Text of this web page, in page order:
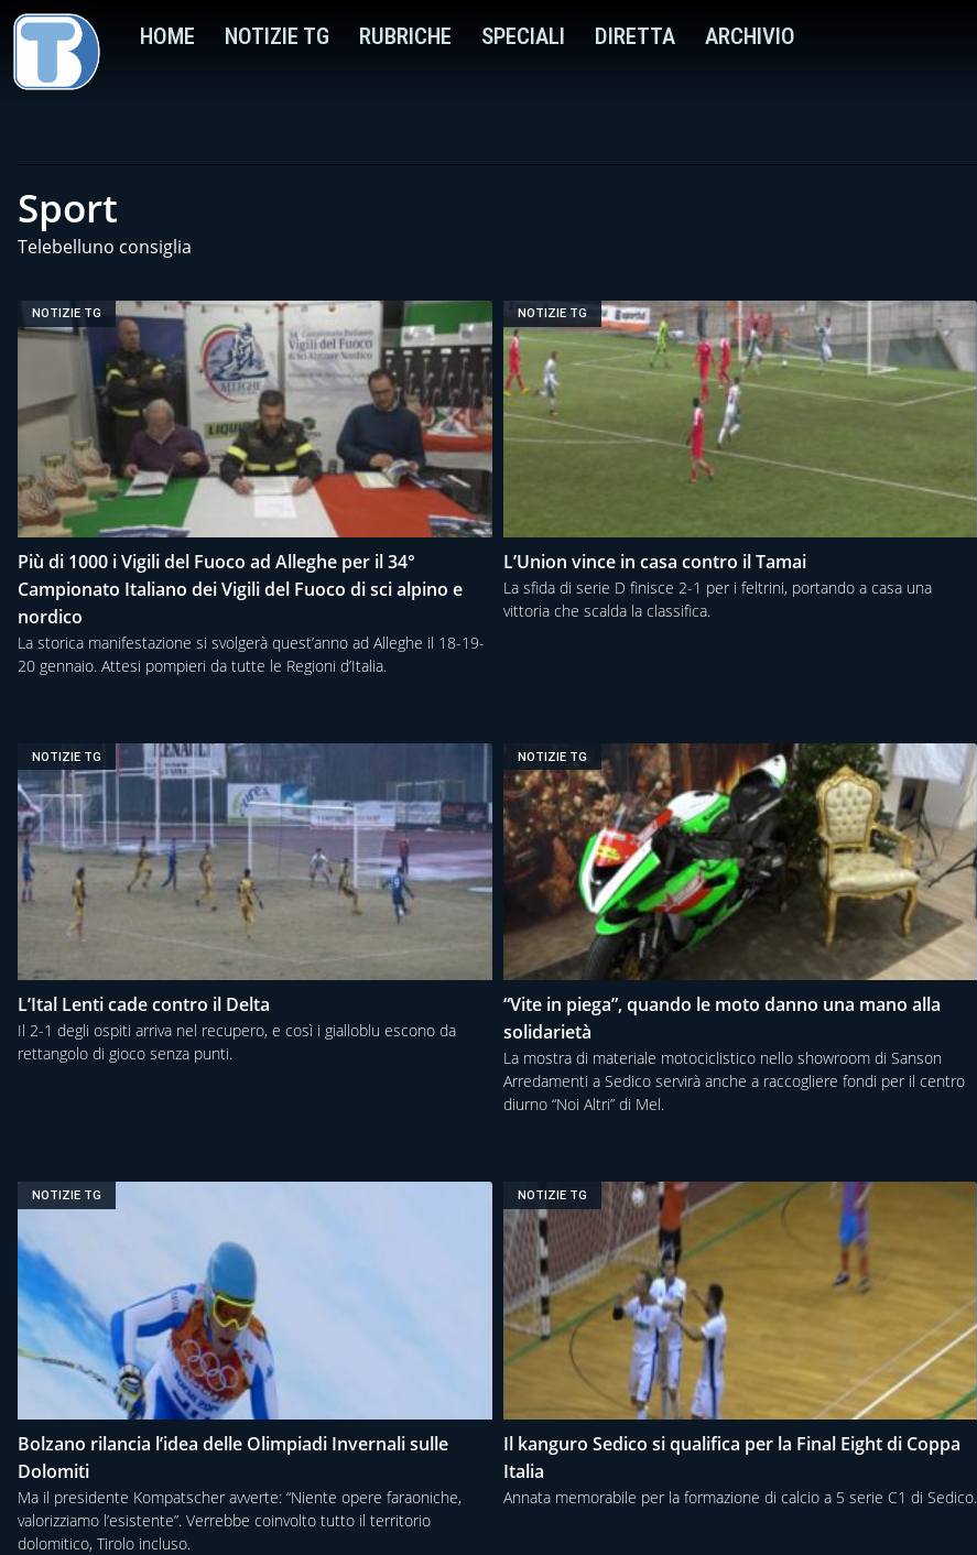
HOME NOTIZIE TG RUBRICHE SPECIALI DIRETTA ARCHIVIO
Sport
Telebelluno consiglia
NOTIZIE TG
Più di 1000 i Vigili del Fuoco ad Alleghe per il 34°
Campionato Italiano dei Vigili del Fuoco di sci alpino e
nordico
La storica manifestazione si svolgerà quest’anno ad Alleghe il 18-19-
20 gennaio. Attesi pompieri da tutte le Regioni d’Italia.
NOTIZIE TG
L’Union vince in casa contro il Tamai
La sfida di serie D finisce 2-1 per i feltrini, portando a casa una
vittoria che scalda la classifica.
NOTIZIE TG
L’Ital Lenti cade contro il Delta
Il 2-1 degli ospiti arriva nel recupero, e così i gialloblu escono da
rettangolo di gioco senza punti.
NOTIZIE TG
“Vite in piega”, quando le moto danno una mano alla
solidarietà
La mostra di materiale motociclistico nello showroom di Sanson
Arredamenti a Sedico servirà anche a raccogliere fondi per il centro
diurno “Noi Altri” di Mel.
NOTIZIE TG
Bolzano rilancia l’idea delle Olimpiadi Invernali sulle
Dolomiti
Ma il presidente Kompatscher avverte: “Niente opere faraoniche,
valorizziamo l’esistente”. Verrebbe coinvolto tutto il territorio
dolomitico, Tirolo incluso.
NOTIZIE TG
Il kanguro Sedico si qualifica per la Final Eight di Coppa
Italia
Annata memorabile per la formazione di calcio a 5 serie C1 di Sedico.